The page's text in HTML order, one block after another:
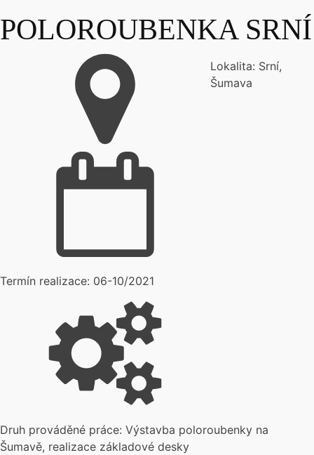
POLOROUBENKA SRNÍ
Lokalita: Srní,
Šumava
Termín realizace: 06-10/2021
Druh prováděné práce: Výstavba poloroubenky na
Šumavě, realizace základové desky